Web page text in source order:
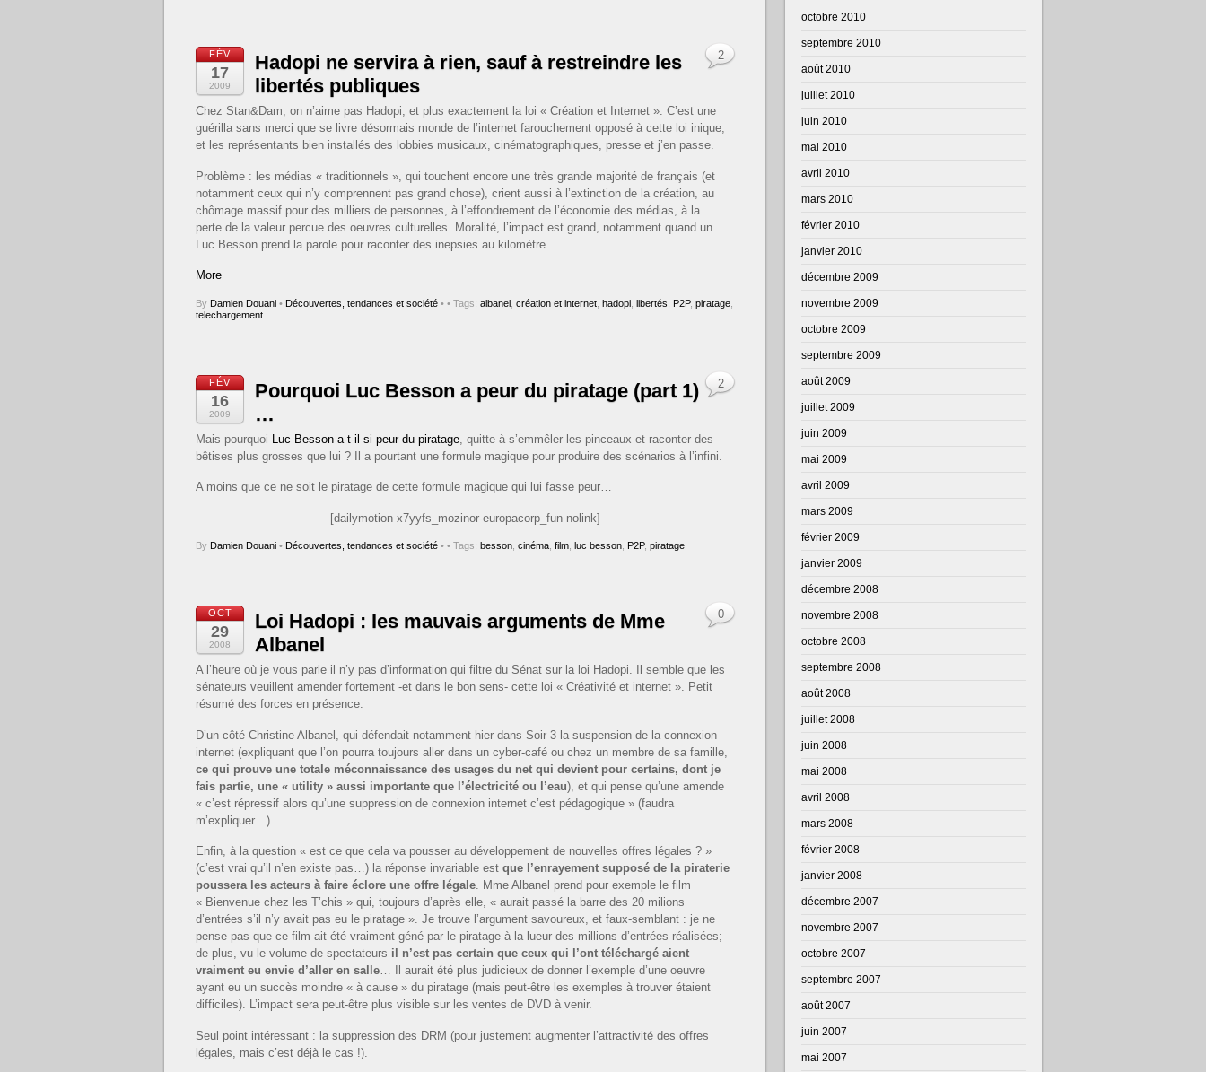
FÉV
17
2009
Hadopi ne servira à rien, sauf à restreindre les
libertés publiques
Chez Stan&Dam, on n’aime pas Hadopi, et plus exactement la loi « Création et Internet ». C’est une
guérilla sans merci que se livre désormais monde de l’internet farouchement opposé à cette loi inique,
et les représentants bien installés des lobbies musicaux, cinématographiques, presse et j’en passe.
Problème : les médias « traditionnels », qui touchent encore une très grande majorité de français (et
notamment ceux qui n’y comprennent pas grand chose), crient aussi à l’extinction de la création, au
chômage massif pour des milliers de personnes, à l’effondrement de l’économie des médias, à la
perte de la valeur percue des oeuvres culturelles. Moralité, l’impact est grand, notamment quand un
Luc Besson prend la parole pour raconter des inepsies au kilomètre.
More
By Damien Douani • Découvertes, tendances et société •
2
• Tags: albanel création et internet hadopi libertés P2P, piratage
telechargement
FÉV
16
2009
Pourquoi Luc Besson a peur du piratage (part 1)
…
Mais pourquoi Luc Besson a-t-il si peur du piratage , quitte à s’emmêler les pinceaux et raconter des
bêtises plus grosses que lui ? Il a pourtant une formule magique pour produire des scénarios à l’infini.
A moins que ce ne soit le piratage de cette formule magique qui lui fasse peur…
[dailymotion x7yyfs_mozinor-europacorp_fun nolink]
By Damien Douani • Découvertes, tendances et société •
2
• Tags: besson cinéma film luc besson P2P, piratage
OCT
29
2008
Loi Hadopi : les mauvais arguments de Mme
Albanel
A l’heure où je vous parle il n’y pas d’information qui filtre du Sénat sur la loi Hadopi. Il semble que les
sénateurs veuillent amender fortement -et dans le bon sens- cette loi « Créativité et internet ». Petit
résumé des forces en présence.
D’un côté Christine Albanel, qui défendait notamment hier dans Soir 3 la suspension de la connexion
internet (expliquant que l’on pourra toujours aller dans un cyber-café ou chez un membre de sa famille,
ce qui prouve une totale méconnaissance des usages du net qui devient pour certains, dont je
fais partie, une « utility » aussi importante que l’électricité ou l’eau), et qui pense qu’une amende
« c’est répressif alors qu’une suppression de connexion internet c’est pédagogique » (faudra
m’expliquer…).
Enfin, à la question « est ce que cela va pousser au développement de nouvelles offres légales ? »
(c’est vrai qu’il n’en existe pas…) la réponse invariable est que l’enrayement supposé de la piraterie
poussera les acteurs à faire éclore une offre légale. Mme Albanel prend pour exemple le film
« Bienvenue chez les T’chis » qui, toujours d’après elle, « aurait passé la barre des 20 milions
d’entrées s’il n’y avait pas eu le piratage ». Je trouve l’argument savoureux, et faux-semblant : je ne
pense pas que ce film ait été vraiment géné par le piratage à la lueur des millions d’entrées réalisées;
de plus, vu le volume de spectateurs il n’est pas certain que ceux qui l’ont téléchargé aient
vraiment eu envie d’aller en salle… Il aurait été plus judicieux de donner l’exemple d’une oeuvre
ayant eu un succès moindre « à cause » du piratage (mais peut-être les exemples à trouver étaient
difficiles). L’impact sera peut-être plus visible sur les ventes de DVD à venir.
Seul point intéressant : la suppression des DRM (pour justement augmenter l’attractivité des offres
légales, mais c’est déjà le cas !).
0
octobre 2010
septembre 2010
août 2010
juillet 2010
juin 2010
mai 2010
avril 2010
mars 2010
février 2010
janvier 2010
décembre 2009
novembre 2009
octobre 2009
septembre 2009
août 2009
juillet 2009
juin 2009
mai 2009
avril 2009
mars 2009
février 2009
janvier 2009
décembre 2008
novembre 2008
octobre 2008
septembre 2008
août 2008
juillet 2008
juin 2008
mai 2008
avril 2008
mars 2008
février 2008
janvier 2008
décembre 2007
novembre 2007
octobre 2007
septembre 2007
août 2007
juin 2007
mai 2007